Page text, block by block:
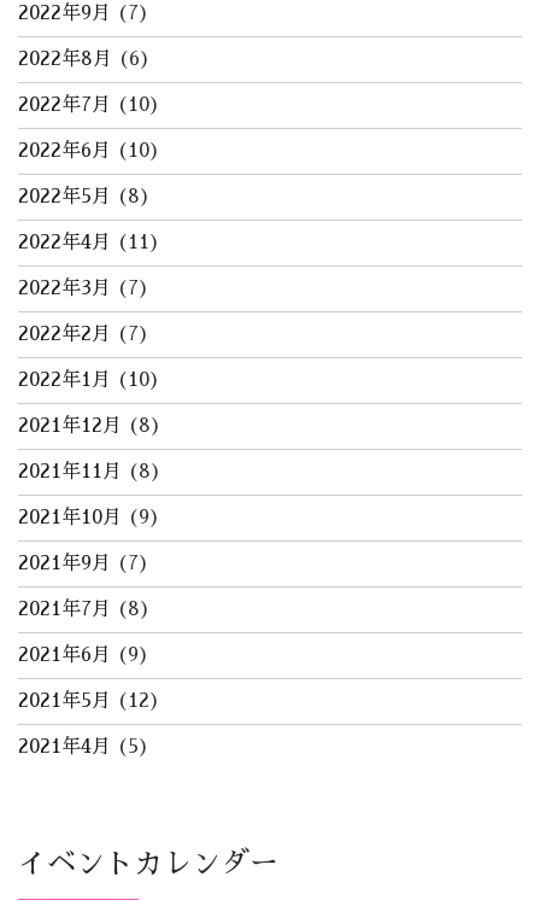
2022年9月 (7)
2022年8月 (6)
2022年7月 (10)
2022年6月 (10)
2022年5月 (8)
2022年4月 (11)
2022年3月 (7)
2022年2月 (7)
2022年1月 (10)
2021年12月 (8)
2021年11月 (8)
2021年10月 (9)
2021年9月 (7)
2021年7月 (8)
2021年6月 (9)
2021年5月 (12)
2021年4月 (5)
イベントカレンダー